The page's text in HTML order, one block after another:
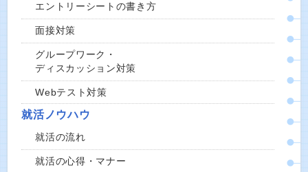
エントリーシートの書き方
面接対策
グループワーク・
ディスカッション対策
Webテスト対策
就活ノウハウ
就活の流れ
就活の心得・マナー